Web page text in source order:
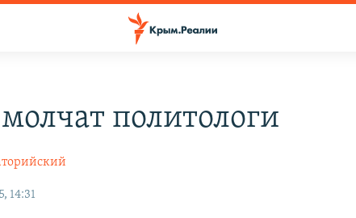
политологи
14:31